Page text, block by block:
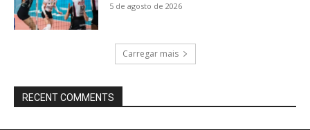
5 de agosto de 2026
Carregar mais
RECENT COMMENTS